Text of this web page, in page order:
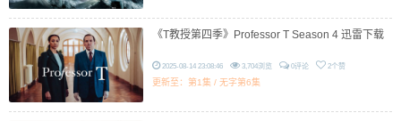
《T教授第四季》Professor T Season 4 迅雷下载
2025-08-14 23:08:46 3,704浏览 0评论 2个赞
更新至：第1集 / 无字第6集